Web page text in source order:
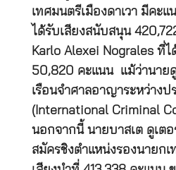
เทศมนตรีเมืองดาเวา มีคะ
ได้รับเสียงสนับสนุน
Karlo Alexei Nograles ที่
50,820 คะแนน แม้ว่านาย
เรือนจำศาลอาญาระหว่างป
(International Criminal
นอกจากนี้ นายบาสเต ดูเตอ
สมัครชิงตำแหน่งรองนายก